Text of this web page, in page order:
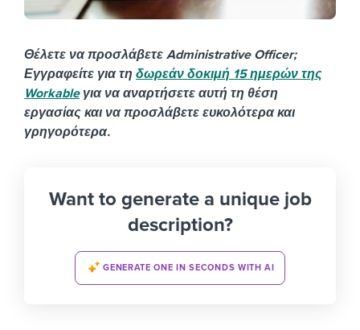
Θέλετε να προσλάβετε Administrative Officer;
Εγγραφείτε για τη δωρεάν δοκιμή 15 ημερών της
Workableγια να αναρτήσετε αυτή τη θέση
εργασίας και να προσλάβετε ευκολότερα και
γρηγορότερα.
Want to generate a unique job
description?
GENERATE ONE IN SECONDS WITH AI